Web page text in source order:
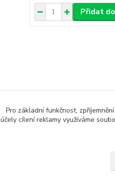
Přidat
Zboží zařazeno v
Frekvenční měniče
Pro základní funkčnost,
účely cílení reklamy využíváme